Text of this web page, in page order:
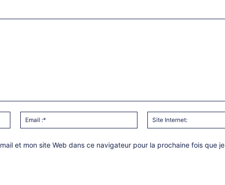
Nom:*
Email
:*
et mon site Web dans ce navigateur pour la prochaine fois que je